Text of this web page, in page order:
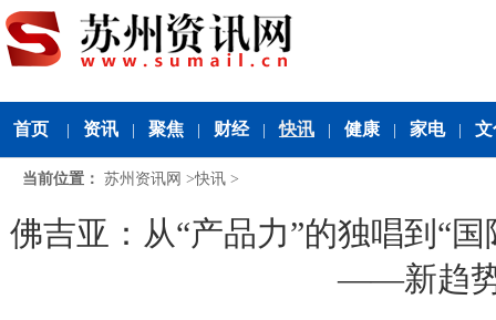
首页 资讯 聚焦 财经 快讯 健康 家电 文
当前位置： 苏州资讯网 >快讯 >
佛吉亚：从“产品力”的独唱到“
——新趋